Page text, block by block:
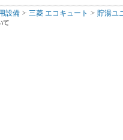
設備 三菱 エコキュート 貯湯ユ